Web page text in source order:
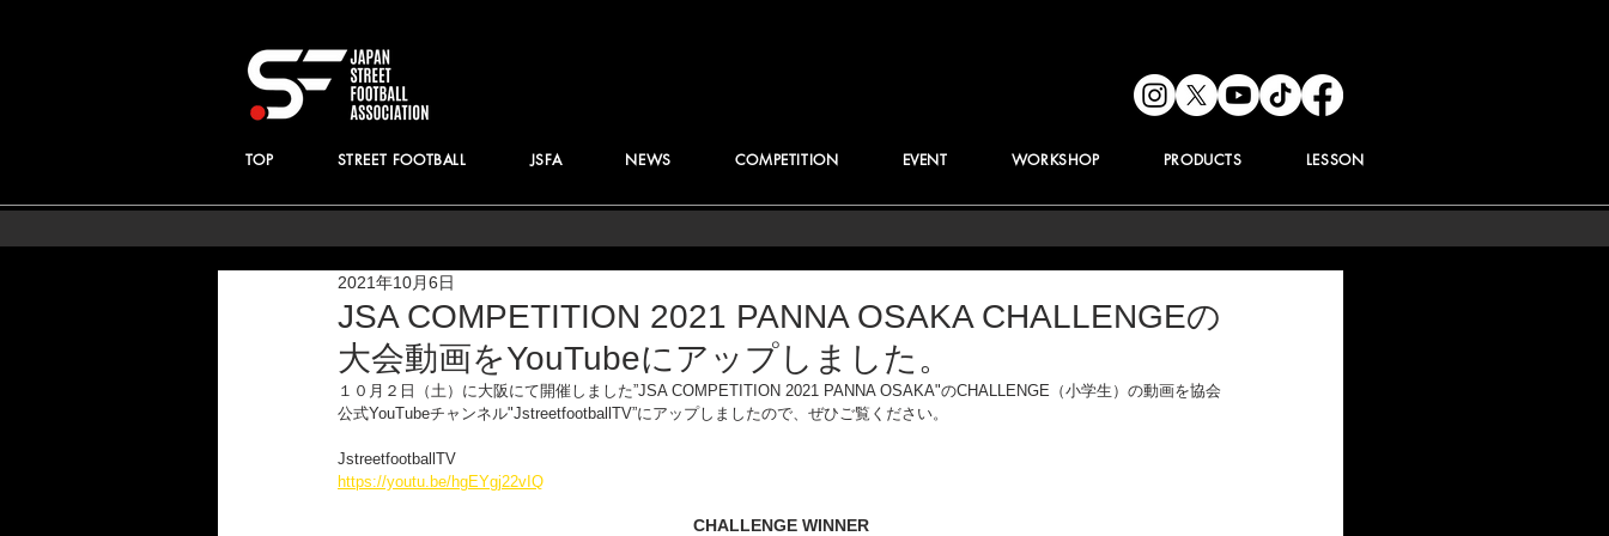
TOP STREET FOOTBALL JSFA NEWS COMPETITION EVENT WORKSHOP PRODUCTS LESSON
JSA COMPETITION 2021 PANNA OSAKA CHALLENGEの
大会動画をYouTubeにアップしました。
2021年10月6日
１０月２日（土）に大阪にて開催しました”JSA COMPETITION 2021 PANNA OSAKA"のCHALLENGE（小学生）の動画を協会
公式YouTubeチャンネル"JstreetfootballTV”にアップしましたので、ぜひご覧ください。
JstreetfootballTV
https://youtu.be/hgEYgj22vIQ
CHALLENGE WINNER